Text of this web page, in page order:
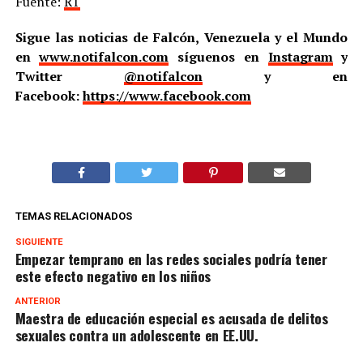
Sigue las noticias de Falcón, Venezuela y el Mundo
enwww.notifalcon.com síguenos en Instagramy
Twitter @notifalcony en
Facebook:https://www.facebook.com
TEMAS RELACIONADOS
SIGUIENTE
Empezar temprano en las redes sociales podría tener
este efecto negativo en los niños
ANTERIOR
Maestra de educación especial es acusada de delitos
sexuales contra un adolescente en EE.UU.